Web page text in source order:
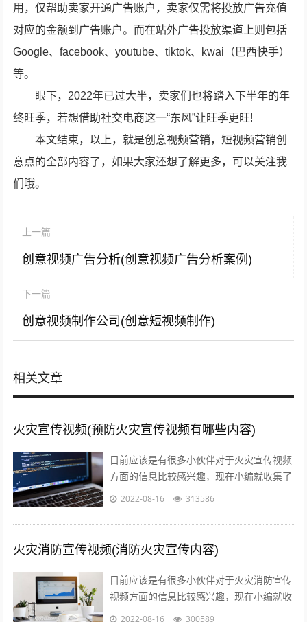
用，仅帮助卖家开通广告账户，卖家仅需将投放广告充值
对应的金额到广告账户。而在站外广告投放渠道上则包括
Google、facebook、youtube、tiktok、kwai（巴西快手）
等。
眼下，2022年已过大半，卖家们也将踏入下半年的年
终旺季，若想借助社交电商这一“东风”让旺季更旺!
本文结束，以上，就是创意视频营销，短视频营销创
意点的全部内容了，如果大家还想了解更多，可以关注我
们哦。
上一篇
创意视频广告分析(创意视频广告分析案例)
下一篇
创意视频制作公司(创意短视频制作)
相关文章
火灾宣传视频(预防火灾宣传视频有哪些内容)
目前应该是有很多小伙伴对于火灾宣传视频
方面的信息比较感兴趣，现在小编就收集了
一些与预防火灾宣传视频有哪些内容相关的
2022-08-16 313586
火灾消防宣传视频(消防火灾宣传内容)
目前应该是有很多小伙伴对于火灾消防宣传
视频方面的信息比较感兴趣，现在小编就收
集了一些与消防火灾宣传内容相关的信息来
2022-08-16 300589